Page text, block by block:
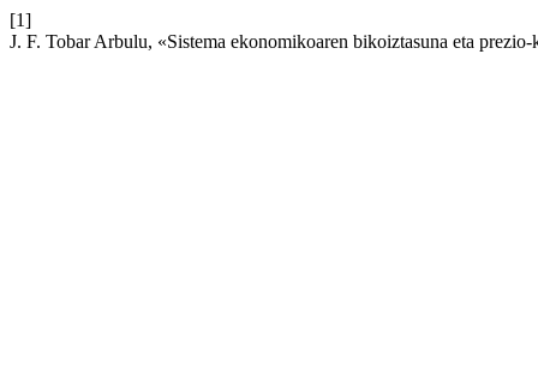
[1]
J. F. Tobar Arbulu, «Sistema ekonomikoaren bikoiztasuna eta